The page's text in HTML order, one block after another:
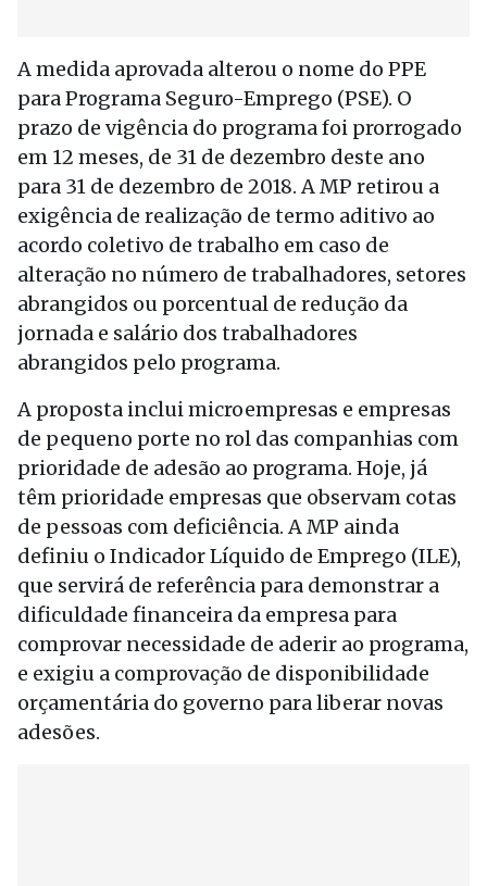
A medida aprovada alterou o nome do PPE
para Programa Seguro-Emprego (PSE). O
prazo de vigência do programa foi prorrogado
em 12 meses, de 31 de dezembro deste ano
para 31 de dezembro de 2018. A MP retirou a
exigência de realização de termo aditivo ao
acordo coletivo de trabalho em caso de
alteração no número de trabalhadores, setores
abrangidos ou porcentual de redução da
jornada e salário dos trabalhadores
abrangidos pelo programa.
A proposta inclui microempresas e empresas
de pequeno porte no rol das companhias com
prioridade de adesão ao programa. Hoje, já
têm prioridade empresas que observam cotas
de pessoas com deficiência. A MP ainda
definiu o Indicador Líquido de Emprego (ILE),
que servirá de referência para demonstrar a
dificuldade financeira da empresa para
comprovar necessidade de aderir ao programa,
e exigiu a comprovação de disponibilidade
orçamentária do governo para liberar novas
adesões.